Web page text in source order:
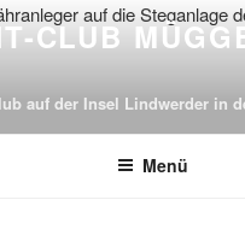
CLUB
auf der Insel Lindwerder in
Menü